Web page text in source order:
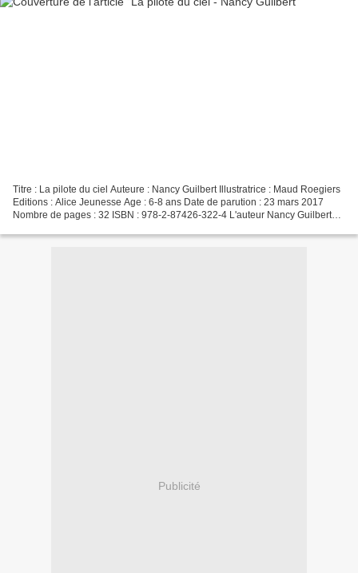
Titre : La pilote du ciel Auteure : Nancy Guilbert Illustratrice : Maud Roegiers
Editions : Alice Jeunesse Age : 6-8 ans Date de parution : 23 mars 2017
Nombre de pages : 32 ISBN : 978-2-87426-322-4 L'auteur Nancy Guilbert
Publicité